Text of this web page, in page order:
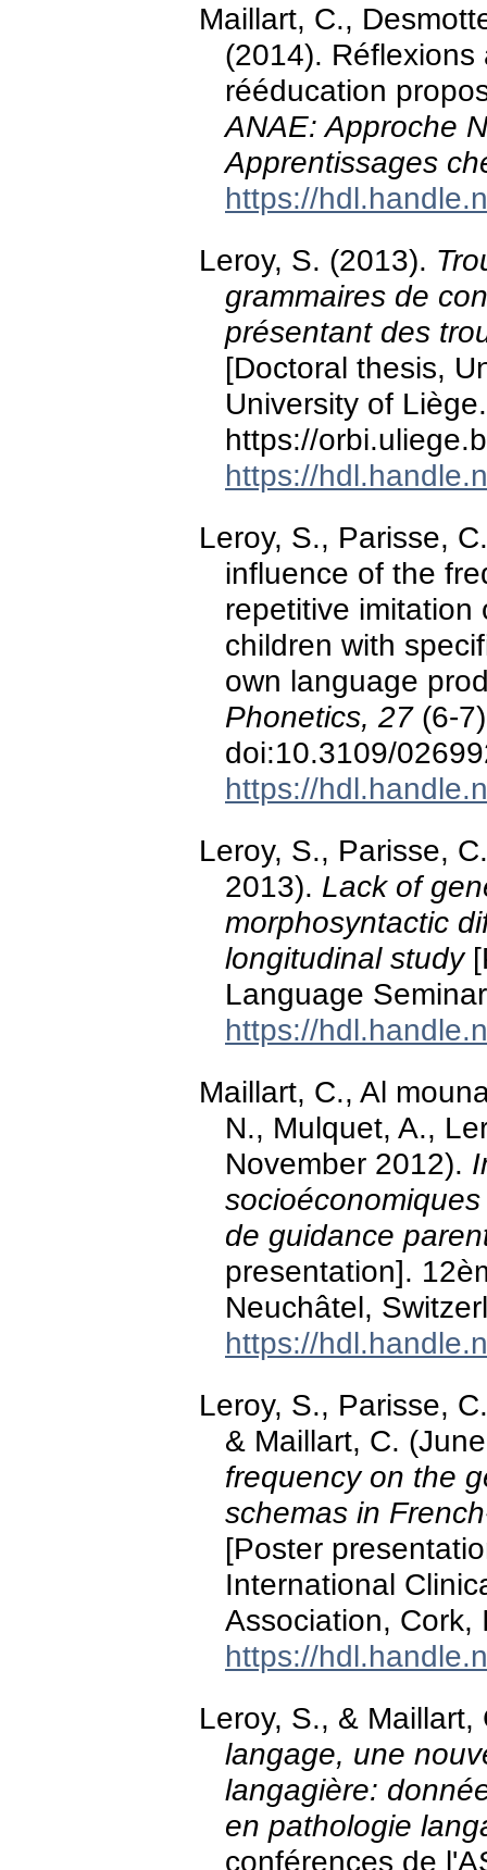
Maillart, C.,
(2014).
rééducation
ANAE: Approche
Apprentissages
https://
Leroy, S. (2013).
grammaires de
présentant des
[Doctoral thesis,
University of Liège.
https://
https://
Leroy, S., Parisse,
influence of the
repetitive imitation
children with
own language
Phonetics, 27(6-
doi:10.3109/
https://
Leroy, S., Parisse,
2013). Lack of
morphosyntactic
longitudinal study
Language
https://
Maillart, C., Al
N., Mulquet, A.,
November 2012).
de guidance
presentation].
Neuchâtel,
https://
Leroy, S., Parisse,
& Maillart, C.
frequency on the
schemas in
[Poster
International
Association, Cork,
https://
Leroy, S., &
langage, une
langagière:
en pathologie
conférences de